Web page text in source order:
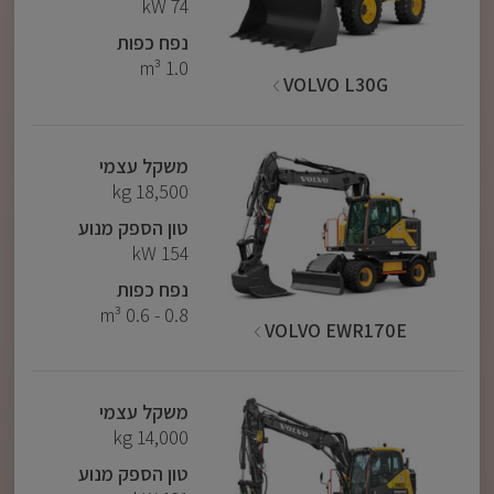
VOLVO L30G
74 kW
נפח כפות
1.0 m³
VOLVO EWR170E
משקל עצמי
18,500 kg
טון הספק מנוע
154 kW
נפח כפות
0.8 - 0.6 m³
משקל עצמי
14,000 kg
טון הספק מנוע